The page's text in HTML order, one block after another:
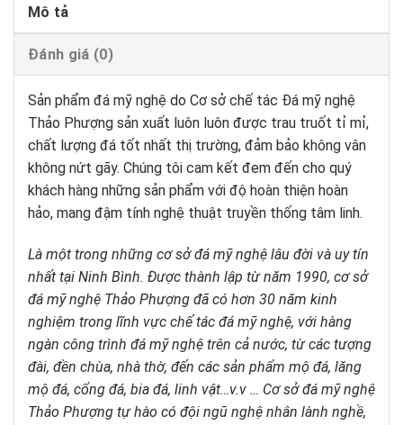
Mô tả
Đánh giá (0)
Sản phẩm đá mỹ nghệ do Cơ sở chế tác Đá mỹ nghệ
Thảo Phượng sản xuất luôn luôn được trau truốt tỉ mỉ,
chất lượng đá tốt nhất thị trường, đảm bảo không vân
không nứt gãy. Chúng tôi cam kết đem đến cho quý
khách hàng những sản phẩm với độ hoàn thiện hoàn
hảo, mang đậm tính nghệ thuật truyền thống tâm linh.
Là một trong những cơ sở đá mỹ nghệ lâu đời và uy tín
nhất tại Ninh Bình. Được thành lập từ năm 1990, cơ sở
đá mỹ nghệ Thảo Phượng đã có hơn 30 năm kinh
nghiệm trong lĩnh vực chế tác đá mỹ nghệ, với hàng
ngàn công trình đá mỹ nghệ trên cả nước, từ các tượng
đài, đền chùa, nhà thờ, đến các sản phẩm mộ đá, lăng
mộ đá, cổng đá, bia đá, linh vật…v.v … Cơ sở đá mỹ nghệ
Thảo Phượng tự hào có đội ngũ nghệ nhân lành nghề,